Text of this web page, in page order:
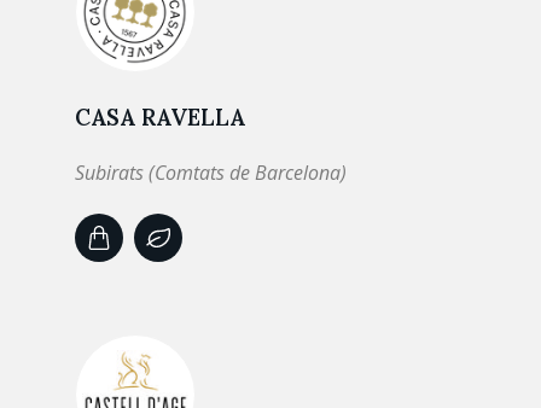
CASA RAVELLA
Subirats (Comtats de Barcelona)